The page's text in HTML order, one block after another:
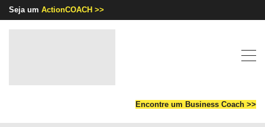
Seja um ActionCOACH >>
Encontre um Business Coach >>